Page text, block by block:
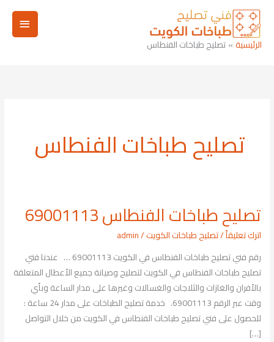
تخطي
المحتوى
الرئيسية تصليح طباخات الفنطاس
تصليح طباخات الفنطاس
تصليح طباخات الفنطاس 69001113
اترك تعليقاً/تصليح طباخات الكويت/
admin
رقم فني تصليح طباخات الفنطاس في الكويت 69001113 … عندنا فني
تصليح طباخات الفنطاس في الكويت لتصليح وصيانة جميع الأعطال المتعلقة
بالأفران والغازات والثلاجات والغسالات وغيرها على مدار الساعة وبأي
وقت عبر الرقم 69001113. خدمة تصليح الطباخات على مدار 24 ساعة :
للحصول على فني تصليح طباخات الفنطاس في الكويت من خلال التواصل
[…]
تصليح
طباخات
الفنطاس
69001113